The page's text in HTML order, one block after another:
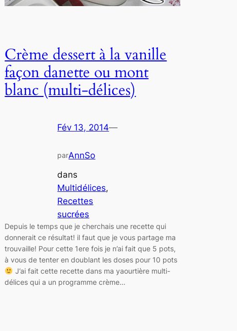
Crème dessert à la vanille
façon danette ou mont
blanc (multi-délices)
Fév 13, 2014—
parAnnSo
dans
Multidélices
Recettes
sucrées
Depuis le temps que je cherchais une recette qui
donnerait ce résultat! il faut que je vous partage ma
trouvaille! Pour cette 1ere fois je n’ai fait que 5 pots,
à vous de tenter en doublant les doses pour 10 pots
J’ai fait cette recette dans ma yaourtière multi-
délices qui a un programme crème…